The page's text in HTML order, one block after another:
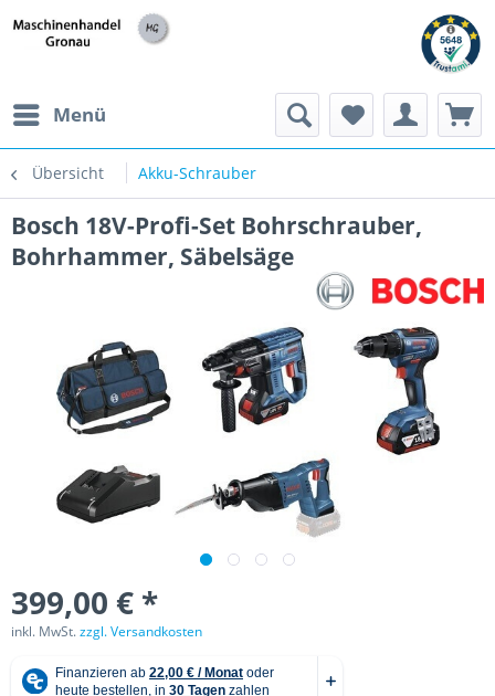
Menü
Übersicht Akku-Schrauber
Bosch 18V-Profi-Set Bohrschrauber,
Bohrhammer, Säbelsäge
399,00 € *
inkl. MwSt.zzgl. Versandkosten